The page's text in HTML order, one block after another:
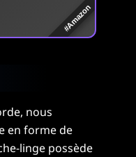
#Amazon
nous
en forme de
linge possède